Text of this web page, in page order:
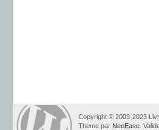
Copyright © 2009-2023
Theme par NeoEase .